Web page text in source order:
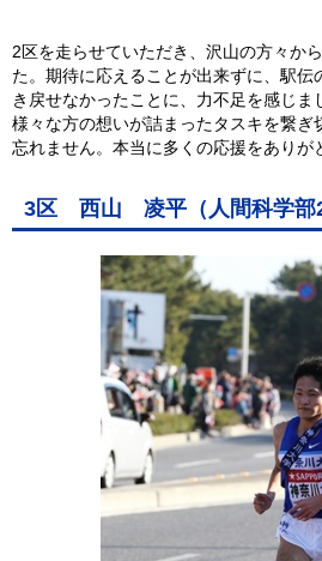
2区を走らせていただき、沢山の方々か
た。期待に応えることが出来ずに、駅伝
き戻せなかったことに、力不足を感じま
様々な方の想いが詰まったタスキを繋ぎ
忘れません。本当に多くの応援をありが
3区 西山 凌平（人間科学部2